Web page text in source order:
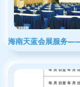
海南天蓝会展服务